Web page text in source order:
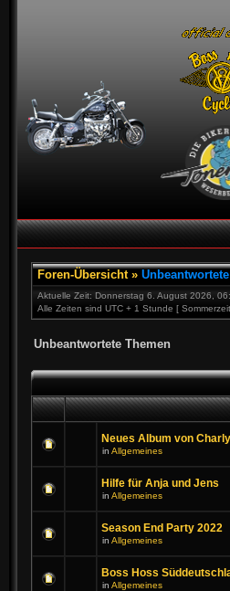
Foren-Übersicht»
Aktuelle Zeit: Donnerstag 6. August 2026,
Alle Zeiten sind UTC + 1 Stunde [
Unbeantwortete Themen
Neues Album von Charly
in Allgemeines
Hilfe für Anja und Jens
in Allgemeines
Season End Party 2022
in Allgemeines
Boss Hoss
in Allgemeines